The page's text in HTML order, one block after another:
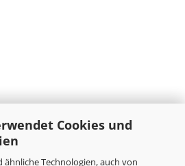
Cookies und
Technologien, auch von